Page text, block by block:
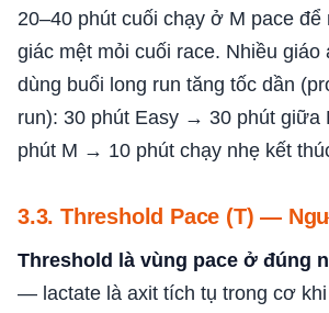
20–40 phút cuối chạy ở M pace để
giác mệt mỏi cuối race. Nhiều giáo
dùng buổi long run tăng tốc dần
run): 30 phút Easy → 30 phút
phút M → 10 phút chạy nhẹ kết
3.3. Threshold Pace (T) —
Threshold là vùng pace ở đúng
— lactate là axit tích tụ trong cơ khi